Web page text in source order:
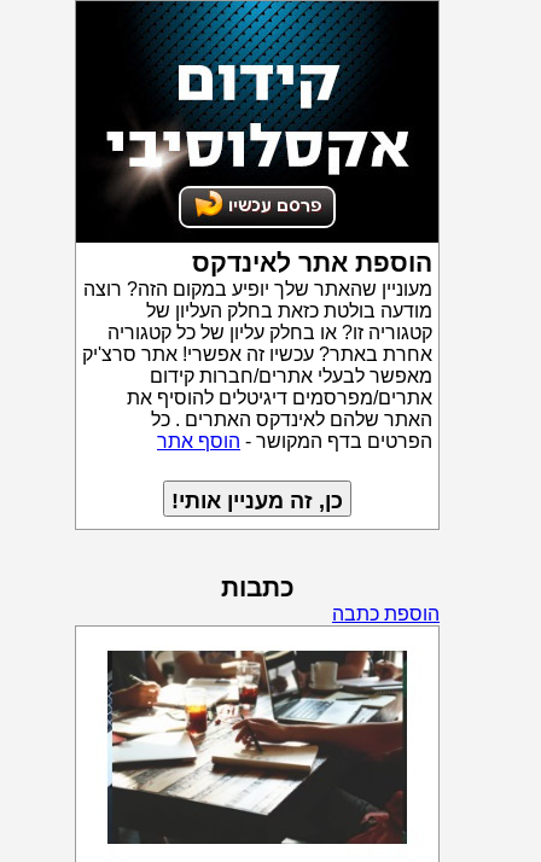
הוספת אתר לאינדקס
מעוניין שהאתר שלך יופיע במקום הזה? רוצה
מודעה בולטת כזאת בחלק העליון של
קטגוריה זו? או בחלק עליון של כל קטגוריה
אחרת באתר? עכשיו זה אפשרי! אתר סרצ'יק
מאפשר לבעלי אתרים/חברות קידום
אתרים/מפרסמים דיגיטלים להוסיף את
האתר שלהם לאינדקס האתרים . כל
הפרטים בדף המקושר - הוסף אתר
כתבות
הוספת כתבה